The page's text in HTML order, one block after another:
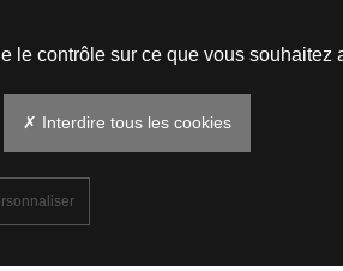
le contrôle sur ce que vous souhaitez
✗ Interdire tous les cookies